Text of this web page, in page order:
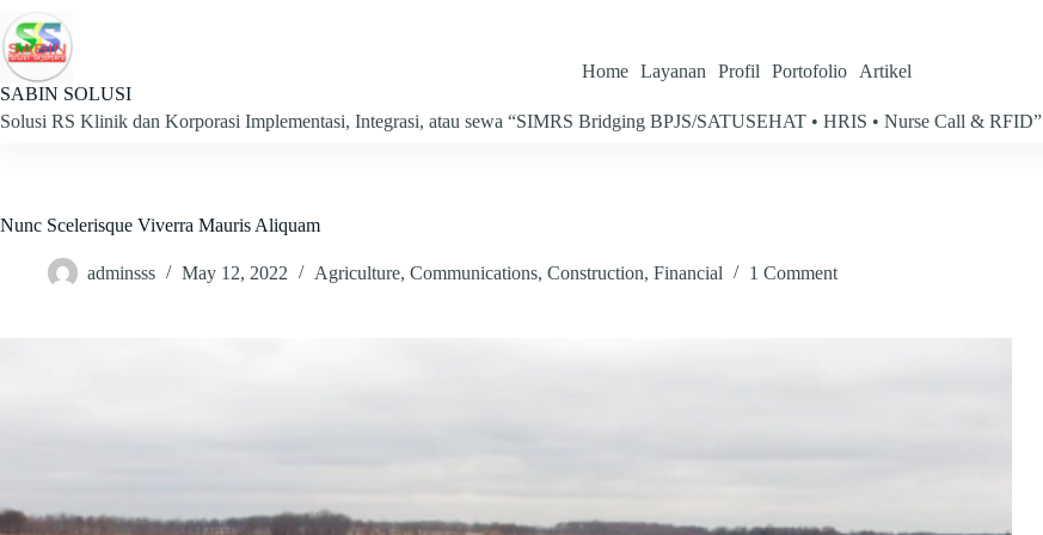
to
content
SABIN SOLUSI
Solusi RS Klinik dan Korporasi Implementasi, Integrasi, atau sewa “SIMRS Bridging BPJS/SATUSEHAT • HRIS • Nurse Call & RFID”
Home Layanan Profil Portofolio Artikel
Nunc Scelerisque Viverra Mauris Aliquam
adminsss May 12, 2022 Agriculture, Communications, Construction, Financial 1 Comment